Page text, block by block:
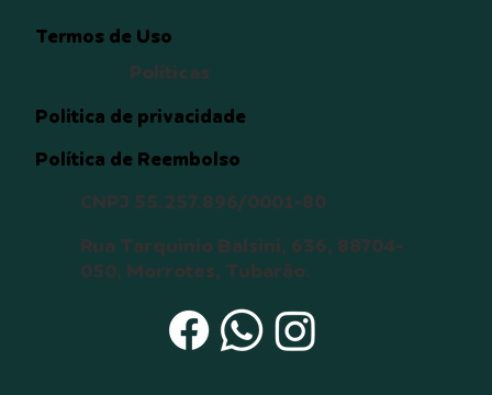
Termos de Uso
Política de Reembolso
Politica de privacidade
Políticas
CNPJ 55.257.896/0001-80
Rua Tarquinio Balsini, 636, 88704-
050, Morrotes, Tubarão.